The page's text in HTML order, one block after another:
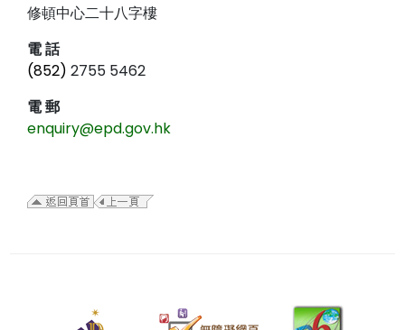
修頓中心二十八字樓
電 話
(852) 2755 5462
電 郵
enquiry@epd.gov.hk